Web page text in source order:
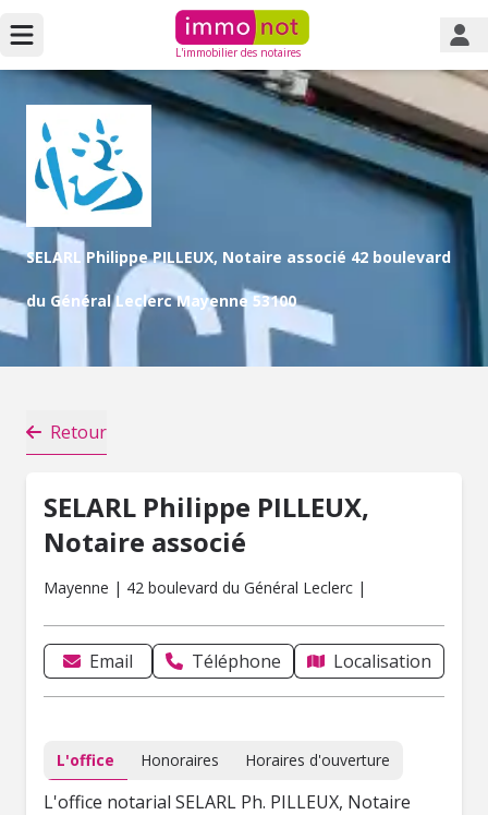
L'immobilier des notaires
SELARL Philippe PILLEUX, Notaire associé 42 boulevard
du Général Leclerc Mayenne 53100
Retour
SELARL Philippe PILLEUX,
Notaire associé
Mayenne | 42 boulevard du Général Leclerc |
Email Téléphone Localisation
L'office Honoraires Horaires d'ouverture
L'office notarial SELARL Ph. PILLEUX, Notaire